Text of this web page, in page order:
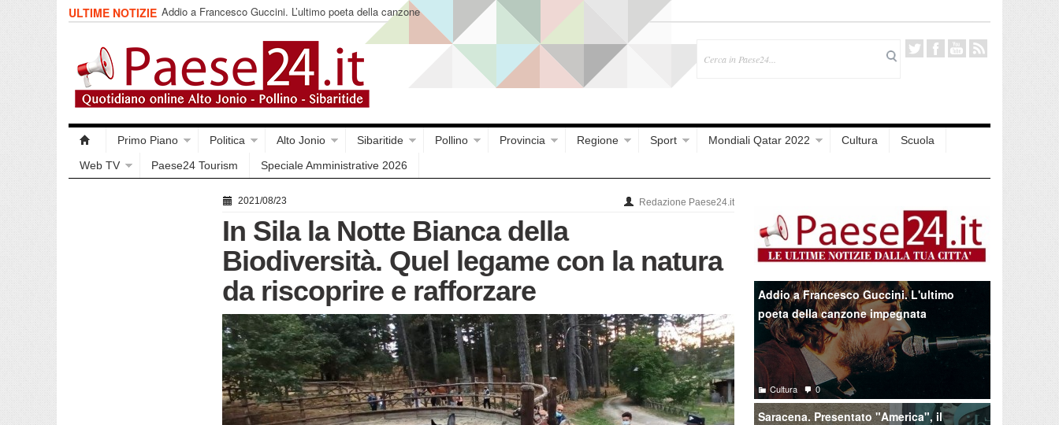
ULTIME NOTIZIE Addio a Francesco Guccini. L’ultimo poeta della canzone
impegnata
Primo Piano Politica Alto Jonio Sibaritide Pollino Provincia Regione Sport Mondiali Qatar 2022 Cultura
Scuola
Web TV
Paese24 Tourism Speciale Amministrative 2026
2021/08/23 Redazione Paese24.it
In Sila la Notte Bianca della
Biodiversità. Quel legame con la natura
da riscoprire e rafforzare
Addio a Francesco Guccini. L'ultimo
poeta della canzone impegnata
Cultura 0
Saracena. Presentato "America", il